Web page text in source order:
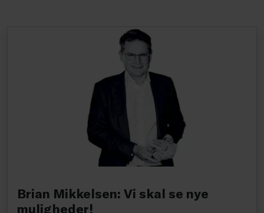
Brian Mikkelsen: Vi skal se nye
muligheder!